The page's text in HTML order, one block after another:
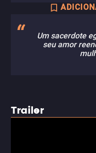
Um sacerdote
seu amor
Trailer